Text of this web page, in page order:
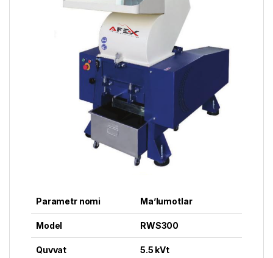
Parametr nomi Ma’lumotlar
Model RWS300
Quvvat 5.5 kVt